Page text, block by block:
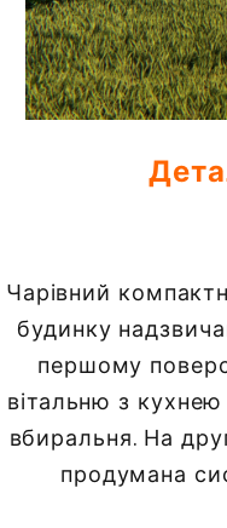
Чарівний
будинку
першому
вітальню з
вбиральня. На
продумана